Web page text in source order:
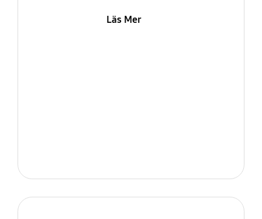
Läs Mer